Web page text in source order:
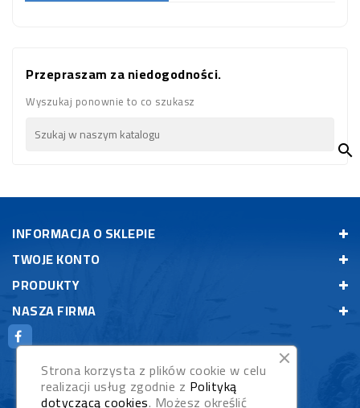
Przepraszam za niedogodności.
Wyszukaj ponownie to co szukasz

INFORMACJA O SKLEPIE
TWOJE KONTO
PRODUKTY
NASZA FIRMA
Strona korzysta z plików cookie w celu
realizacji usług zgodnie z Polityką
dotyczącą cookies. Możesz określić